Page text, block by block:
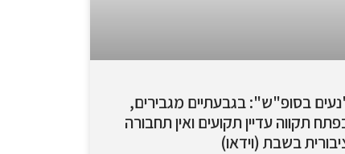
בסופ"ש": בגבעתיים מגבירים,
תקווה עדיין תקועים ואין תחבורה
בשבת (וידאו)